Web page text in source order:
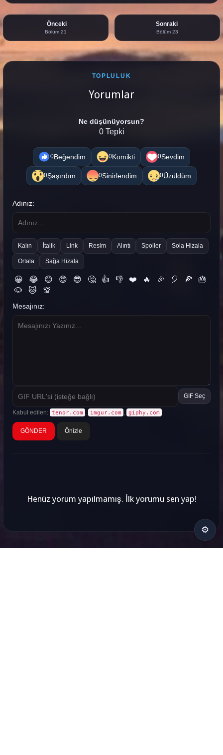
⚙
Önceki
Bölüm 21
Sonraki
Bölüm 23
TOPLULUK
Yorumlar
Ne düşünüyorsun?
0 Tepki
0Beğendim 0Komikti 0Sevdim
0Şaşırdım 0Sinirlendim 0Üzüldüm
Adınız:
Kalın İtalik Link Resim Alıntı Spoiler Sola Hizala
Ortala Sağa Hizala
😀 😂 😊 😍 😎 🤔 👍 👎 ❤️ 🔥 🎉 🎈 🍕
🎂
🐶
🐱 💯
Mesajınız:
GIF Seç
Kabul edilen: tenor.com imgur.com giphy.com
Önizle
Henüz yorum yapılmamış. İlk yorumu sen yap!